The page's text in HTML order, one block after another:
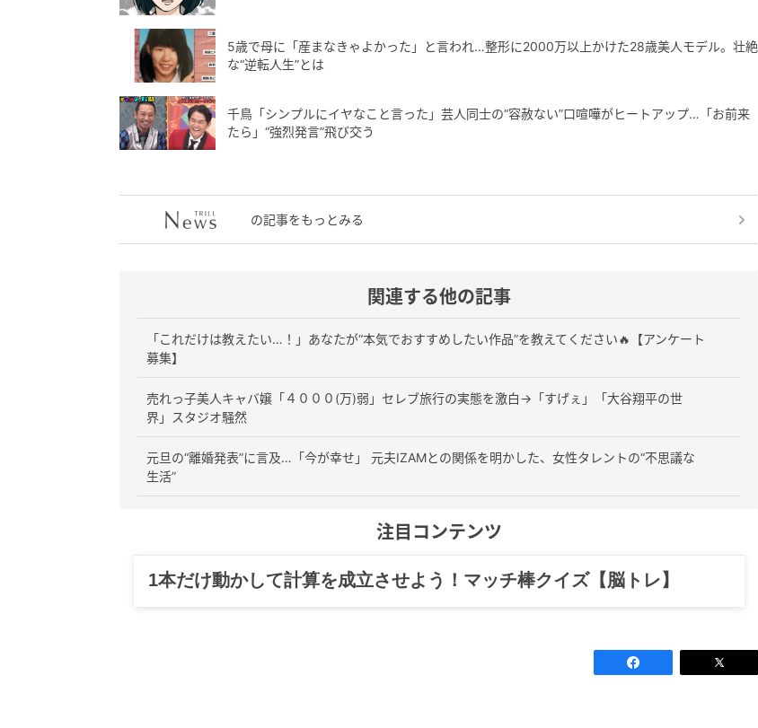
5歳で母に「産まなきゃよかった」と言われ…整形に2000万以上かけた28歳美人モデル。壮絶
な“逆転人生”とは
千鳥「シンプルにイヤなこと言った」芸人同士の“容赦ない”口喧嘩がヒートアップ…「お前来
たら」“強烈発言”飛び交う
の記事をもっとみる
関連する他の記事
「これだけは教えたい…！」あなたが“本気でおすすめしたい作品”を教えてください🔥【アンケート
募集】
売れっ子美人キャバ嬢「４０００(万)弱」セレブ旅行の実態を激白→「すげぇ」「大谷翔平の世
界」スタジオ騒然
元旦の“離婚発表”に言及…「今が幸せ」 元夫IZAMとの関係を明かした、女性タレントの“不思議な
生活”
注目コンテンツ
グルメ、ギャグ、子育て、旅行記……全部、読めます。